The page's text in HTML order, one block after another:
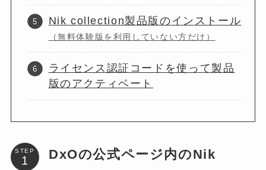
Nik collection製品版のインストール
（無料体験版を利用していない方だけ）
ライセンス認証コードを使って製品
版のアクティベート
STEP
DxOの公式ページ内のNik